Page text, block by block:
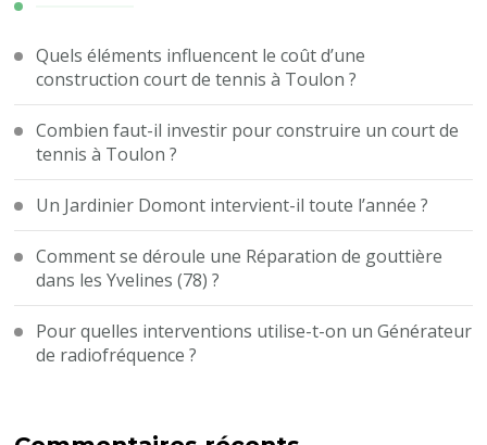
Quels éléments influencent le coût d’une
construction court de tennis à Toulon ?
Combien faut-il investir pour construire un court de
tennis à Toulon ?
Un Jardinier Domont intervient-il toute l’année ?
Comment se déroule une Réparation de gouttière
dans les Yvelines (78) ?
Pour quelles interventions utilise-t-on un Générateur
de radiofréquence ?